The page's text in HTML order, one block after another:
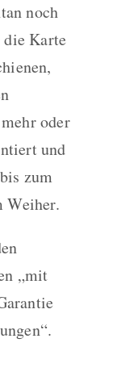
noch
die Karte
oder
und
zum
Weiher.
„mit